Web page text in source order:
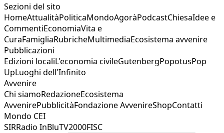
Sezioni del sito
HomeAttualitàPoliticaMondoAgoràPodcastChiesaIdee e
CommentiEconomiaVita e
CuraFamigliaRubricheMultimediaEcosistema avvenire
Pubblicazioni
Edizioni localiL'economia civileGutenbergPopotusPop
UpLuoghi dell'Infinito
Avvenire
Chi siamoRedazioneEcosistema
AvvenirePubblicitàFondazione AvvenireShopContatti
Mondo CEI
SIRRadio InBluTV2000FISC